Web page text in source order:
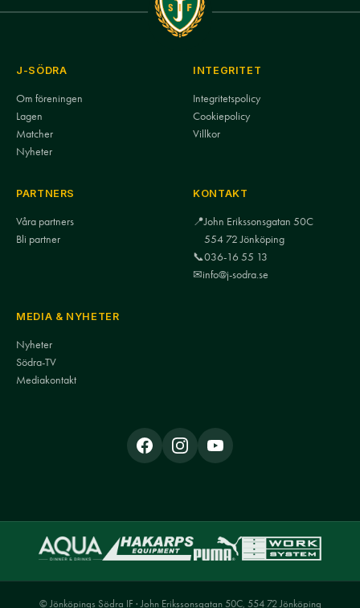
J-SÖDRA
Om föreningen
Lagen
Matcher
Nyheter
INTEGRITET
Integritetspolicy
Cookiepolicy
Villkor
PARTNERS
Våra partners
Bli partner
KONTAKT
📍John Erikssonsgatan 50C
554 72 Jönköping
📞036-16 55 13
✉info@j-sodra.se
MEDIA & NYHETER
Nyheter
Södra-TV
Mediakontakt
© Jönköpings Södra IF · John Erikssonsgatan 50C, 554 72 Jönköping